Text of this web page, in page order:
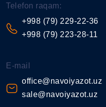
Telefon raqam:
+998 (79) 229-22-36
+998 (79) 223-28-11
E-mail
office@navoiyazot.uz
sale@navoiyazot.uz